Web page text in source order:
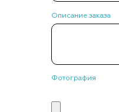
Описание заказа
Фотография